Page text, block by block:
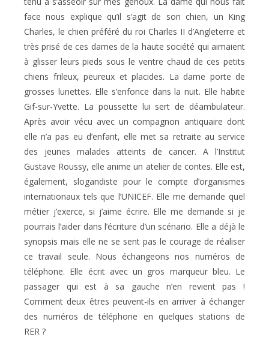
face nous explique qu’il s’agit de son chien, un King
Charles, le chien préféré du roi Charles II d’Angleterre et
très prisé de ces dames de la haute société qui aimaient
à glisser leurs pieds sous le ventre chaud de ces petits
chiens frileux, peureux et placides. La dame porte de
grosses lunettes. Elle s’enfonce dans la nuit. Elle habite
Gif-sur-Yvette. La poussette lui sert de déambulateur.
Après avoir vécu avec un compagnon antiquaire dont
elle n’a pas eu d’enfant, elle met sa retraite au service
des jeunes malades atteints de cancer. A l’Institut
Gustave Roussy, elle anime un atelier de contes. Elle est,
également, slogandiste pour le compte d’organismes
internationaux tels que l’UNICEF. Elle me demande quel
métier j’exerce, si j’aime écrire. Elle me demande si je
pourrais l’aider dans l’écriture d’un scénario. Elle a déjà le
synopsis mais elle ne se sent pas le courage de réaliser
ce travail seule. Nous échangeons nos numéros de
téléphone. Elle écrit avec un gros marqueur bleu. Le
passager qui est à sa gauche n’en revient pas !
Comment deux êtres peuvent-ils en arriver à échanger
des numéros de téléphone en quelques stations de
RER ?